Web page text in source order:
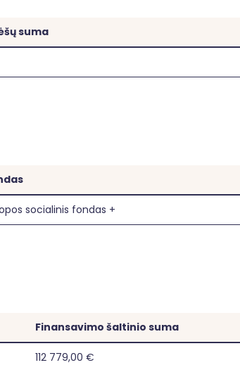
dėl atitinkamų Chartijos nuostatų laikymosi.
suma
socialinis fondas +
Finansavimo šaltinio suma
112 779,00 €